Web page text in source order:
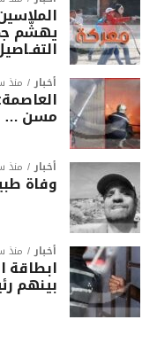
يهشّم
أخبار منذ
مسن …
أخبار منذ
وفاة
أخبار منذ
بينهم